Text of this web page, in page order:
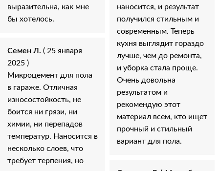
выразительна, как мне
бы хотелось.
Семен Л. ( 25 января
2025 )
Микроцемент для пола
в гараже. Отличная
износостойкость, не
боится ни грязи, ни
химии, ни перепадов
температур. Наносится в
несколько слоев, что
требует терпения, но
наносится, и результат
получился стильным и
современным. Теперь
кухня выглядит гораздо
лучше, чем до ремонта,
и уборка стала проще.
Очень довольна
результатом и
рекомендую этот
материал всем, кто ищет
прочный и стильный
вариант для пола.